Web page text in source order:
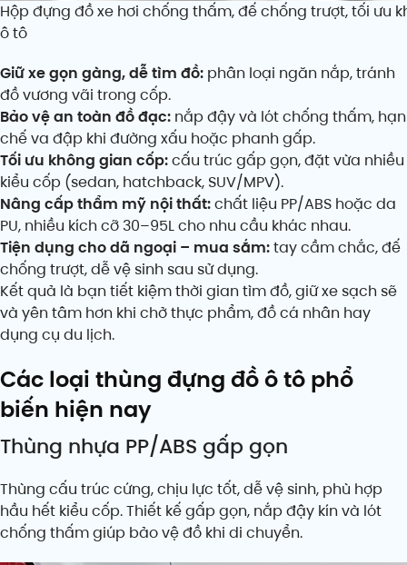
Hộp đựng đồ xe hơi chống thấm, đế chống trượt, tối
ô tô
Giữ xe gọn gàng, dễ tìm đồ: phân loại ngăn nắp, tránh
đồ vương vãi trong cốp.
Bảo vệ an toàn đồ đạc: nắp đậy và lót chống thấm, hạn
chế va đập khi đường xấu hoặc phanh gấp.
Tối ưu không gian cốp:cấu trúc gấp gọn, đặt vừa nhiều
kiểu cốp (sedan, hatchback, SUV/MPV).
Nâng cấp thẩm mỹ nội thất:chất liệu PP/ABS hoặc da
PU, nhiều kích cỡ 30–95L cho nhu cầu khác nhau.
Tiện dụng cho dã ngoại – mua sắm:tay cầm chắc, đế
chống trượt, dễ vệ sinh sau sử dụng.
Kết quả là bạn tiết kiệm thời gian tìm đồ, giữ xe sạch sẽ
và yên tâm hơn khi chở thực phẩm, đồ cá nhân hay
dụng cụ du lịch.
Các loại thùng đựng đồ ô tô phổ
biến hiện nay
Thùng nhựa PP/ABS gấp gọn
Thùng cấu trúc cứng, chịu lực tốt, dễ vệ sinh, phù hợp
hầu hết kiểu cốp. Thiết kế gấp gọn, nắp đậy kín và lót
chống thấm giúp bảo vệ đồ khi di chuyển.